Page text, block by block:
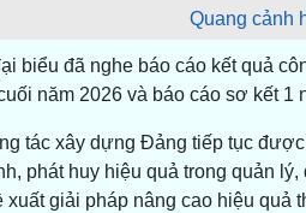
Quang cảnh
biểu đã nghe báo cáo kết quả
năm 2026 và báo cáo sơ kết
tác xây dựng Đảng tiếp tục
phát huy hiệu quả trong quản
xuất giải pháp nâng cao hiệu quả